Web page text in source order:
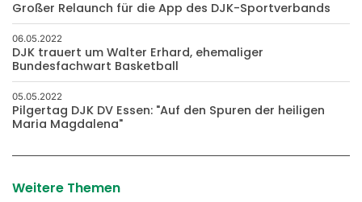
Großer Relaunch für die App des DJK-Sportverbands
06.05.2022
DJK trauert um Walter Erhard, ehemaliger
Bundesfachwart Basketball
05.05.2022
Pilgertag DJK DV Essen: "Auf den Spuren der heiligen
Maria Magdalena"
Weitere Themen